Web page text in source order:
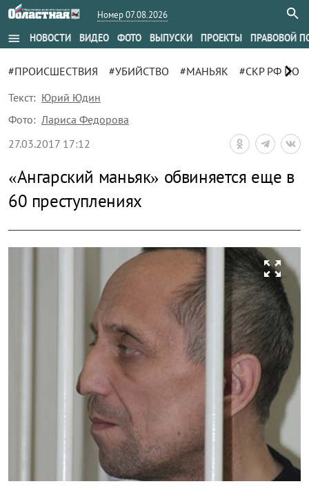
Номер 07.08.2026
menu НОВОСТИ ВИДЕО ФОТО ВЫПУСКИ ПРОЕКТЫ ПРАВОВОЙ
#ПРОИСШЕСТВИЯ #УБИЙСТВО #МАНЬЯК #СКР РФ ПО
chevron_right
Текст: Юрий Юдин
Фото: Лариса Федорова
27.03.2017 17:12
«Ангарский маньяк» обвиняется еще в
60 преступлениях
zoom_out_map